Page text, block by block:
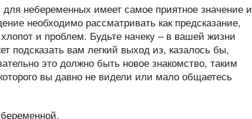
небеременных имеет самое приятное значение
необходимо рассматривать как предсказание,
и проблем. Будьте начеку – в вашей жизни
подсказать вам легкий выход из, казалось бы,
это должно быть новое знакомство, таким
вы давно не видели или мало общаетесь